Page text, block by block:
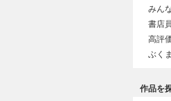
みん
書店
高評
ぶく
作品を